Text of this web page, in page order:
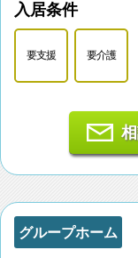
入居条件
要支援 要介護
グループホーム